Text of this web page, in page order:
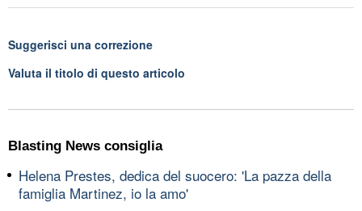
Suggerisci una correzione
Valuta il titolo di questo articolo
Blasting News consiglia
Helena Prestes, dedica del suocero: 'La pazza della
famiglia Martinez, io la amo'